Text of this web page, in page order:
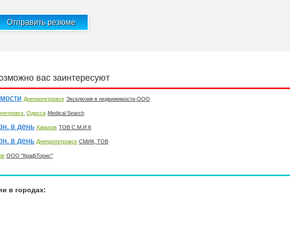
Отправить резюме
вас заинтересуют
Днепропетровск Эксклюзив в недвижимости ООО
, Одесса Medical Search
в день Харьков ТОВ С.М.И.К
в день Днепропетровск СМИК, ТОВ
ООО "КрафТорис"
в городах: